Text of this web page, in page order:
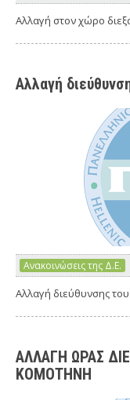
Αλλαγή στον χώρο
Αλλαγή
Ανακοινώσεις της Δ.Ε.
Αλλαγή διεύθυνσης
ΑΛΛΑΓΗ ΩΡΑΣ
ΚΟΜΟΤΗΝΗ